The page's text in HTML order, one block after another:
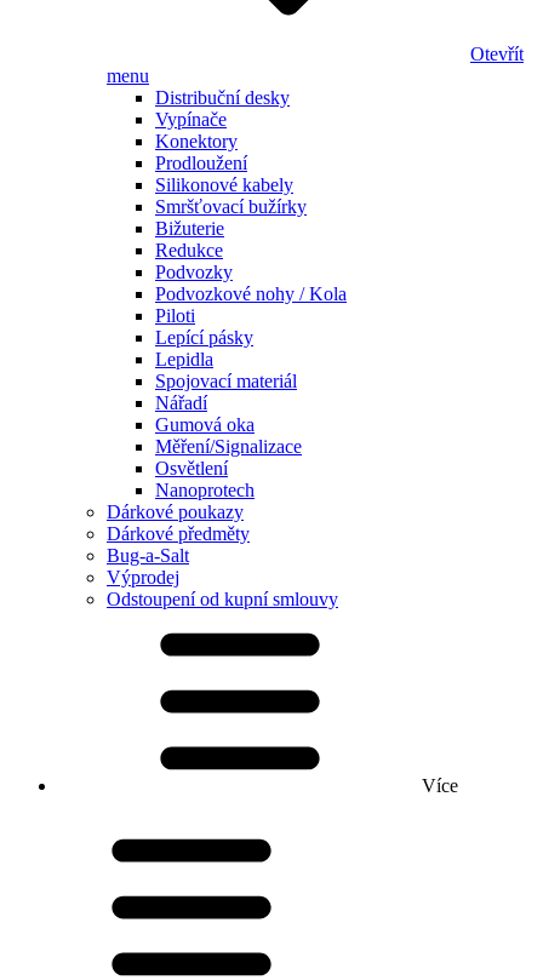
Otevřít
menu
Distribuční desky
Vypínače
Konektory
Prodloužení
Silikonové kabely
Smršťovací bužírky
Bižuterie
Redukce
Podvozky
Podvozkové nohy / Kola
Piloti
Lepící pásky
Lepidla
Spojovací materiál
Nářadí
Gumová oka
Měření/Signalizace
Osvětlení
Nanoprotech
Dárkové poukazy
Dárkové předměty
Bug-a-Salt
Výprodej
Odstoupení od kupní smlouvy
Více